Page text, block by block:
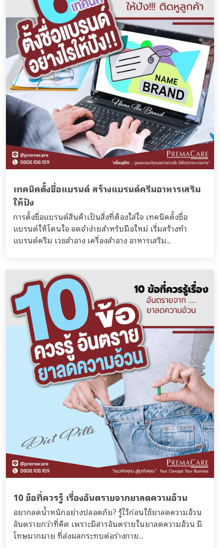
เทคนิคตั้งชื่อแบรนด์ สร้างแบรนด์ครีมอาหารเสริม
ให้ปัง
การตั้งชื่อแบรนด์สินค้าเป็นสิ่งที่ต้องใส่ใจ เทคนิคตั้งชื่อ
แบรนด์ให้โดนใจ จดจำง่ายสำหรับมือใหม่ เริ่มสร้างทำ
แบรนด์ครีม เวชสำอาง เครื่องสำอาง อาหารเสริม...
10 ข้อที่ควรรู้ เรื่องอันตรายจากยาลดความอ้วน
อยากลดน้ำหนักอย่างปลอดภัย? รู้ไว้ก่อนใช้ยาลดความอ้วน
อันตรายกว่าที่คิด เพราะมีสารอันตรายในยาลดความอ้วน มี
โทษมากมาย ที่ส่งผลกระทบต่อร่างกาย...